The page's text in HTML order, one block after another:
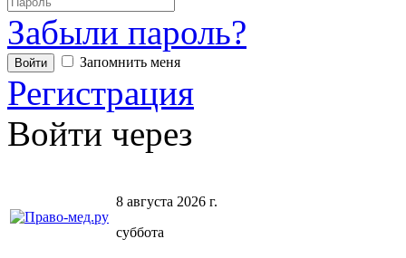
Забыли пароль?
Запомнить меня
Регистрация
Войти через
8 августа 2026 г.
суббота